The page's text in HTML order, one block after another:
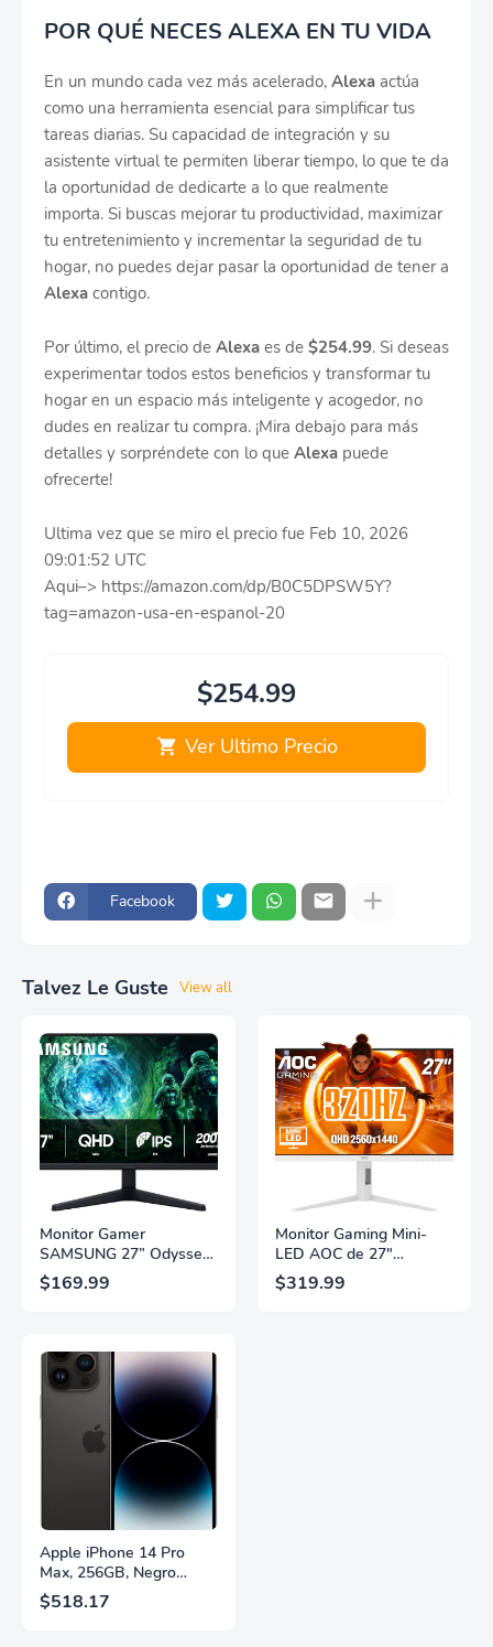
POR QUÉ NECES ALEXA EN TU VIDA
En un mundo cada vez más acelerado, Alexa actúa
como una herramienta esencial para simplificar tus
tareas diarias. Su capacidad de integración y su
asistente virtual te permiten liberar tiempo, lo que te da
la oportunidad de dedicarte a lo que realmente
importa. Si buscas mejorar tu productividad, maximizar
tu entretenimiento y incrementar la seguridad de tu
hogar, no puedes dejar pasar la oportunidad de tener a
Alexa contigo.
Por último, el precio de Alexa es de $254.99. Si deseas
experimentar todos estos beneficios y transformar tu
hogar en un espacio más inteligente y acogedor, no
dudes en realizar tu compra. ¡Mira debajo para más
detalles y sorpréndete con lo que Alexa puede
ofrecerte!
Ultima vez que se miro el precio fue Feb 10, 2026
09:01:52 UTC
Aqui–> https://amazon.com/dp/B0C5DPSW5Y?
tag=amazon-usa-en-espanol-20
$254.99
Ver Ultimo Precio
Facebook
Talvez Le Guste View all
Monitor Gamer
SAMSUNG 27” Odyssey
G5 G53F con Resolución
QHD, HDR10,
Panel IPS, AMD
FreeSync™ Premium,
Ecualizador Negro,
Cambio Automático de
Fuente,
LS27FG532ENXZA
$169.99
Monitor Gaming Mini-
LED AOC de 27"
Pulgadas, QHD
2560×1440, 320Hz, 1ms
$319.99
Apple iPhone 14 Pro
Max, 256GB, Negro
Espacial - Desbloqueado
(Renovado)
$518.17